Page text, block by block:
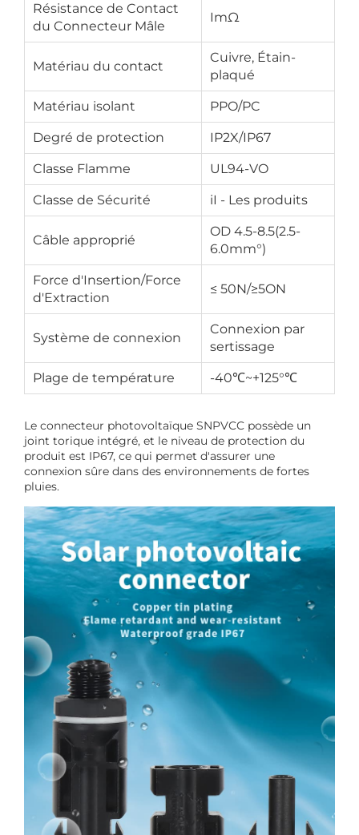
Résistance de Contact
du Connecteur Mâle
ImΩ
Matériau du contact
Cuivre, Étain-
plaqué
Matériau isolant PPO/PC
Degré de protection IP2X/IP67
Classe Flamme UL94-VO
Classe de Sécurité iI - Les produits
Câble approprié
OD 4.5-8.5(2.5-
6.0mm°)
Force d'Insertion/Force
d'Extraction
≤ 50N/≥5ON
Système de connexion
Connexion par
sertissage
Plage de température -40℃~+125°℃
Le connecteur photovoltaïque SNPVCC possède un
joint torique intégré, et le niveau de protection du
produit est IP67, ce qui permet d'assurer une
connexion sûre dans des environnements de fortes
pluies.